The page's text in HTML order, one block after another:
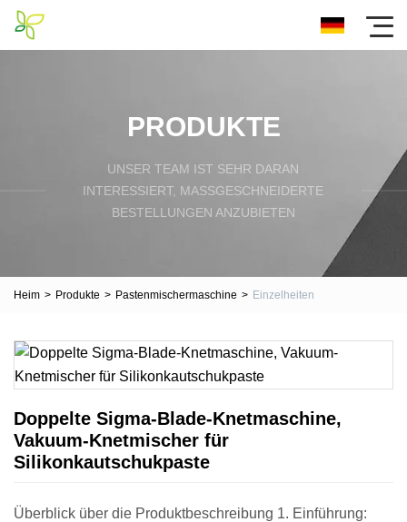
PRODUKTE
UNSER TEAM IST SEHR DARAN
INTERESSIERT, MASSGESCHNEIDERTE B
ESTELLUNGEN ANZUBIETEN
Heim > Produkte > Pastenmischermaschine > Einzelheiten
Doppelte Sigma-Blade-Knetmaschine,
Vakuum-Knetmischer für
Silikonkautschukpaste
Überblick über die Produktbeschreibung 1. Einführung: